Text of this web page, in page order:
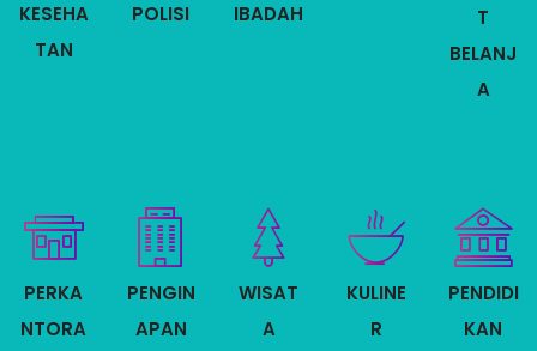
KESEHA
TAN
POLISI
IBADAH
T
BELANJ
A
PERKA
NTORA
PENGIN
APAN
WISAT
A
KULINE
R
PENDIDI
KAN